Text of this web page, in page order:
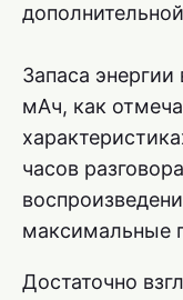
Запаса
мАч, как
часов
максимальные
Достаточно